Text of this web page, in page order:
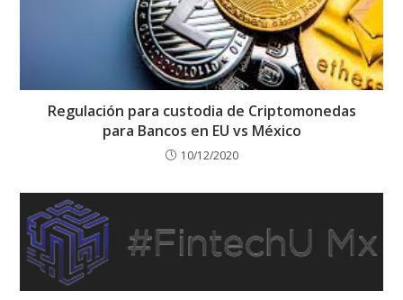
Regulación para custodia de Criptomonedas
para Bancos en EU vs México
10/12/2020